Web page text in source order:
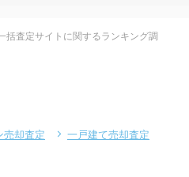
査定サイトに関するランキング調
売却査定
一戸建て売却査定